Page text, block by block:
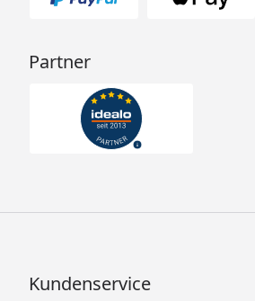
Partner
Kundenservice